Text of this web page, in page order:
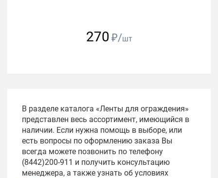
270 ₽/шт
В разделе каталога «Ленты для ограждения»
представлен весь ассортимент, имеющийся в
наличии. Если нужна помощь в выборе, или
есть вопросы по оформлению заказа Вы
всегда можете позвонить по телефону
(8442)200-911 и получить консультацию
менеджера, а также узнать об условиях